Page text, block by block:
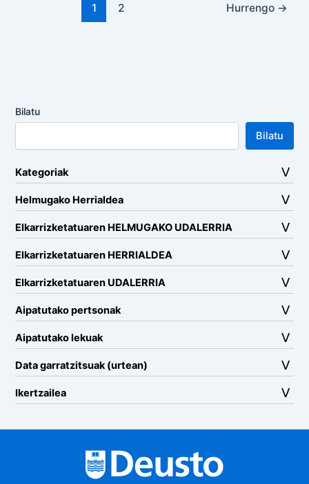
1 2 Hurrengo →
Bilatu
Bilatu
Kategoriak
Helmugako Herrialdea
Elkarrizketatuaren HELMUGAKO UDALERRIA
Elkarrizketatuaren HERRIALDEA
Elkarrizketatuaren UDALERRIA
Aipatutako pertsonak
Aipatutako lekuak
Data garratzitsuak (urtean)
Ikertzailea